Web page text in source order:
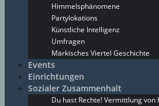
Himmelsphänomene
Partylokations
Künstliche Intelligenz
Umfragen
Märkisches Viertel Geschichte
Events
Einrichtungen
Sozialer Zusammenhalt
Du hast Rechte! Vermittlung von